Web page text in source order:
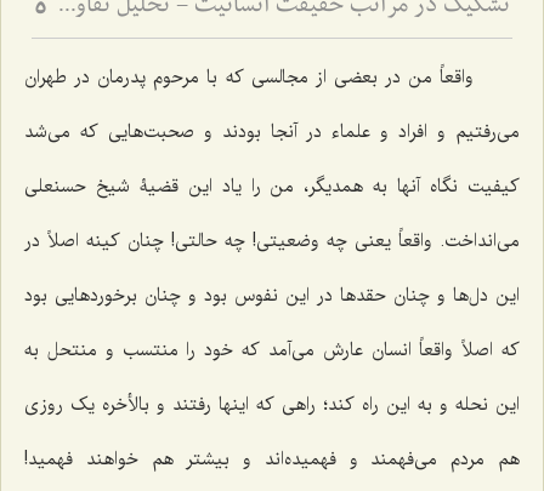
تشکیک در مراتب حقیقت انسانیت - تحلیل تفاوت صور ملکوتی افراد بر اساس شدت و ضعف فصل 5
واقعاً من در بعضى از مجالسى که با مرحوم پدرمان در طهران
مى‌رفتیم و افراد و علماء در آنجا بودند و صحبت‌هایى که مى‌شد
کیفیت نگاه آنها به همدیگر، من را یاد این قضیۀ شیخ حسنعلى
مى‌انداخت. واقعاً یعنى چه وضعیتى! چه حالتى! چنان کینه اصلاً در
این دل‌ها و چنان حقدها در این نفوس بود و چنان برخوردهایى بود
که اصلاً واقعاً انسان عارش مى‌آمد که خود را منتسب و منتحل به
این نحله و به این راه کند؛ راهى که اینها رفتند و بالأخره یک روزى
هم مردم مى‌فهمند و فهمیده‌اند و بیشتر هم خواهند فهمید!